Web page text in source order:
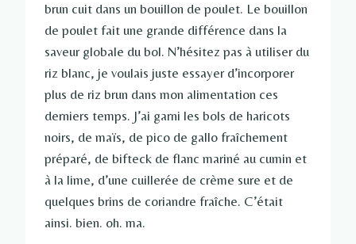
brun cuit dans un bouillon de poulet. Le bouillon
de poulet fait une grande différence dans la
saveur globale du bol. N’hésitez pas à utiliser du
riz blanc, je voulais juste essayer d’incorporer
plus de riz brun dans mon alimentation ces
derniers temps. J’ai garni les bols de haricots
noirs, de maïs, de pico de gallo fraîchement
préparé, de bifteck de flanc mariné au cumin et
à la lime, d’une cuillerée de crème sure et de
quelques brins de coriandre fraîche. C’était
ainsi. bien. oh. ma.